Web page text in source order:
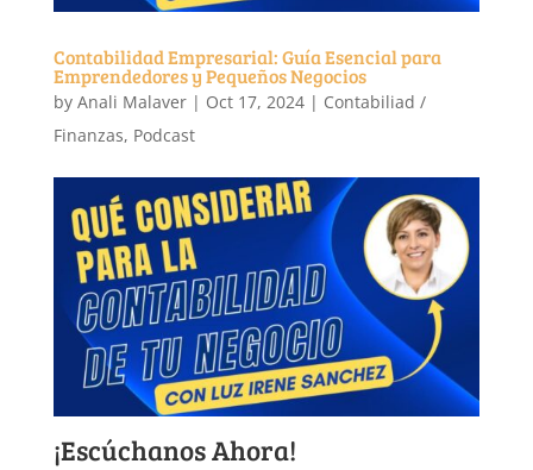
Contabilidad Empresarial: Guía Esencial para
Emprendedores y Pequeños Negocios
by Anali Malaver| Oct 17, 2024| Contabiliad /
Finanzas, Podcast
¡Escúchanos Ahora!